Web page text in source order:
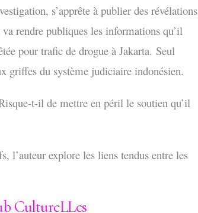
s’apprête à publier des révélations
rendre publiques les informations qu’il
pour trafic de drogue à Jakarta. Seul
griffes du système judiciaire indonésien.
t-il de mettre en péril le soutien qu’il
l’auteur explore les liens tendus entre les
CultureLLes